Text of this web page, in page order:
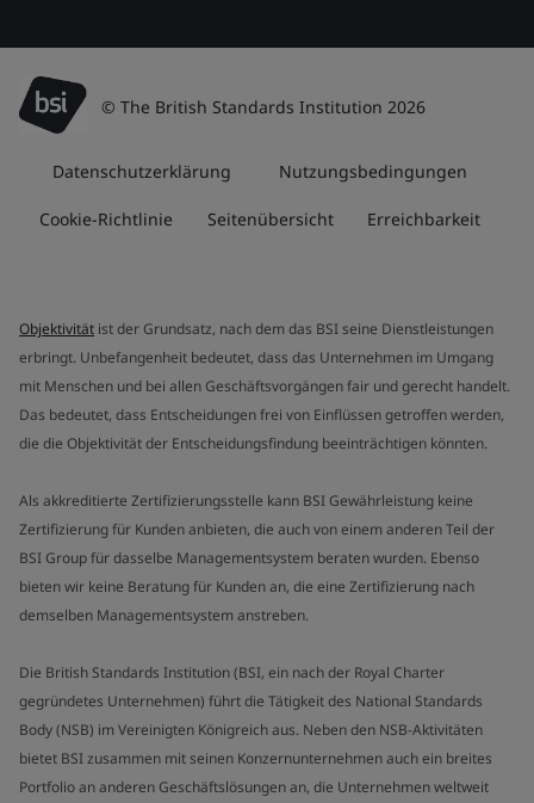
© The British Standards Institution 2026
Datenschutzerklärung Nutzungsbedingungen
Cookie-Richtlinie Seitenübersicht Erreichbarkeit
Objektivität ist der Grundsatz, nach dem das BSI seine Dienstleistungen
erbringt. Unbefangenheit bedeutet, dass das Unternehmen im Umgang
mit Menschen und bei allen Geschäftsvorgängen fair und gerecht handelt.
Das bedeutet, dass Entscheidungen frei von Einflüssen getroffen werden,
die die Objektivität der Entscheidungsfindung beeinträchtigen könnten.
Als akkreditierte Zertifizierungsstelle kann BSI Gewährleistung keine
Zertifizierung für Kunden anbieten, die auch von einem anderen Teil der
BSI Group für dasselbe Managementsystem beraten wurden. Ebenso
bieten wir keine Beratung für Kunden an, die eine Zertifizierung nach
demselben Managementsystem anstreben.
Die British Standards Institution (BSI, ein nach der Royal Charter
gegründetes Unternehmen) führt die Tätigkeit des National Standards
Body (NSB) im Vereinigten Königreich aus. Neben den NSB-Aktivitäten
bietet BSI zusammen mit seinen Konzernunternehmen auch ein breites
Portfolio an anderen Geschäftslösungen an, die Unternehmen weltweit